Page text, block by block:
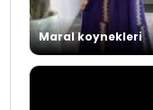
Maral koynekleri